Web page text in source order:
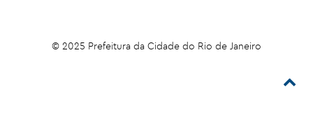
© 2025 Prefeitura da Cidade do Rio de Janeiro